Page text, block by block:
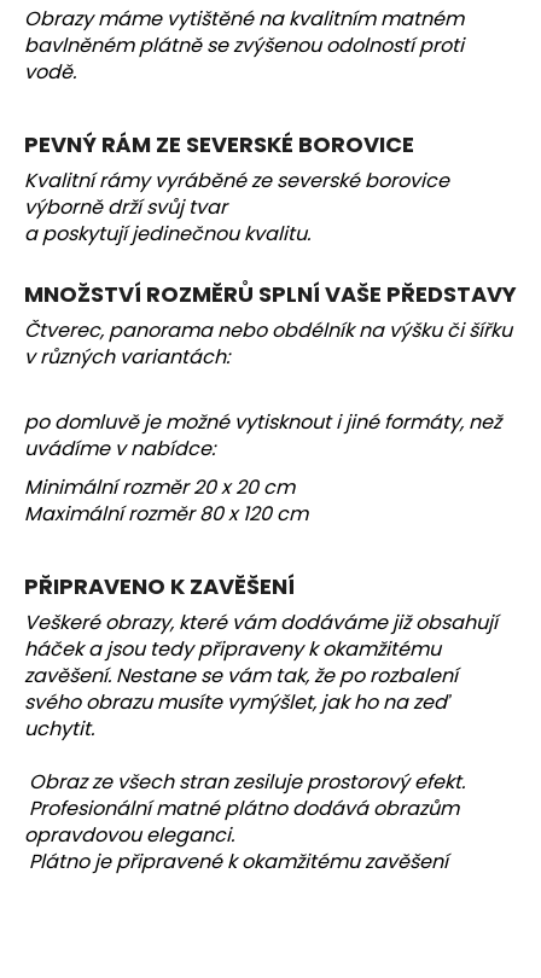
Obrazy máme vytištěné na kvalitním matném
bavlněném plátně se zvýšenou odolností proti
vodě.
PEVNÝ RÁM ZE SEVERSKÉ BOROVICE
Kvalitní rámy vyráběné ze severské borovice
výborně drží svůj tvar
a poskytují jedinečnou kvalitu.
MNOŽSTVÍ ROZMĚRŮ SPLNÍ VAŠE PŘEDSTAVY
Čtverec, panorama nebo obdélník na výšku či šířku
v různých variantách:
po domluvě je možné vytisknout i jiné formáty, než
uvádíme v nabídce:
Minimální rozměr 20 x 20 cm
Maximální rozměr 80 x 120 cm
PŘIPRAVENO K ZAVĚŠENÍ
Veškeré obrazy, které vám dodáváme již obsahují
háček a jsou tedy připraveny k okamžitému
zavěšení. Nestane se vám tak, že po rozbalení
svého obrazu musíte vymýšlet, jak ho na zeď
uchytit.
Obraz ze všech stran zesiluje prostorový efekt.
Profesionální matné plátno dodává obrazům
opravdovou eleganci.
Plátno je připravené k okamžitému zavěšení
a
j
?
HLEDAT
o
p
o
r
u
u
j
e
m
e
PILOT
FRANTIŠEK
PEŘINA
20
Kč